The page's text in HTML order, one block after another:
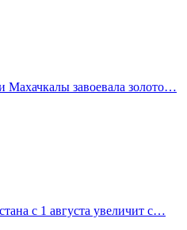
Махачкалы завоевала золото…
с 1 августа увеличит с…